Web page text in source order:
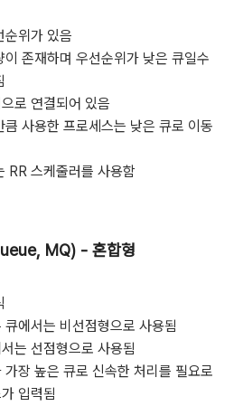
순위가 있음
존재하며 우선순위가 낮은 큐일수
로 연결되어 있음
사용한 프로세스는 낮은 큐로 이동
RR 스케줄러를 사용함
MQ) - 혼합형
에서는 비선점형으로 사용됨
는 선점형으로 사용됨
장 높은 큐로 신속한 처리를 필요로
입력됨